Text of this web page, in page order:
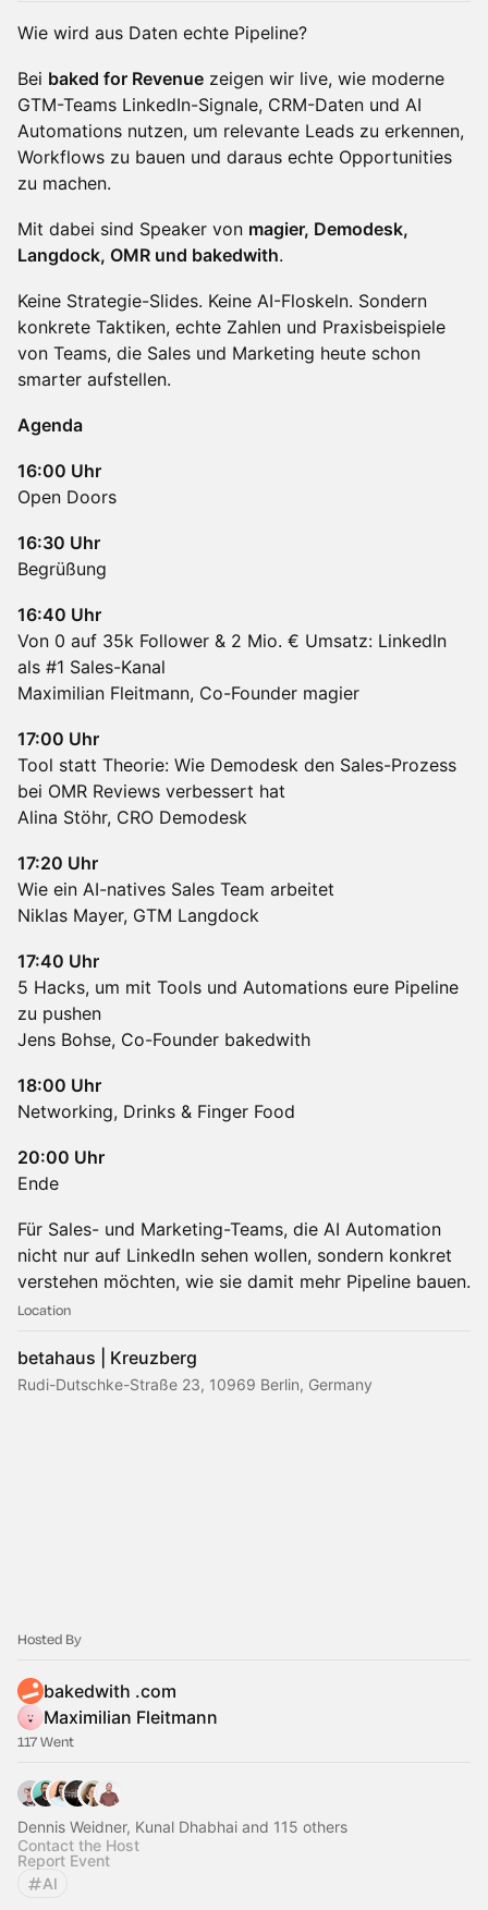
Wie wird aus Daten echte Pipeline?
Bei baked for Revenue zeigen wir live, wie moderne
GTM-Teams LinkedIn-Signale, CRM-Daten und AI
Automations nutzen, um relevante Leads zu erkennen,
Workflows zu bauen und daraus echte Opportunities
zu machen.
Mit dabei sind Speaker von magier, Demodesk,
Langdock, OMR und bakedwith.
Keine Strategie-Slides. Keine AI-Floskeln. Sondern
konkrete Taktiken, echte Zahlen und Praxisbeispiele
von Teams, die Sales und Marketing heute schon
smarter aufstellen.
Agenda
16:00 Uhr
Open Doors
16:30 Uhr
Begrüßung
16:40 Uhr
Von 0 auf 35k Follower & 2 Mio. € Umsatz: LinkedIn
als #1 Sales-Kanal
Maximilian Fleitmann, Co-Founder magier
17:00 Uhr
Tool statt Theorie: Wie Demodesk den Sales-Prozess
bei OMR Reviews verbessert hat
Alina Stöhr, CRO Demodesk
17:20 Uhr
Wie ein AI-natives Sales Team arbeitet
Niklas Mayer, GTM Langdock
17:40 Uhr
5 Hacks, um mit Tools und Automations eure Pipeline
zu pushen
Jens Bohse, Co-Founder bakedwith
18:00 Uhr
Networking, Drinks & Finger Food
20:00 Uhr
Ende
Für Sales- und Marketing-Teams, die AI Automation
nicht nur auf LinkedIn sehen wollen, sondern konkret
verstehen möchten, wie sie damit mehr Pipeline bauen.
Location
betahaus | Kreuzberg
Rudi-Dutschke-Straße 23, 10969 Berlin, Germany
Hosted By
bakedwith .com
Maximilian Fleitmann
117 Went
Dennis Weidner, Kunal Dhabhai and 115 others
Contact the Host
Report Event
AI